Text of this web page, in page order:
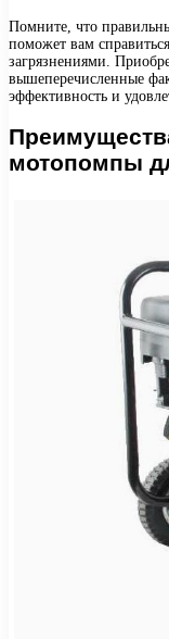
Помните, что
поможет вам
загрязнениями.
вышеперечисленные
эффективность и
мотопомпы